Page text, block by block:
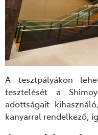
A tesztpályákon
tesztelését a
adottságait
kanyarral rendelkező,